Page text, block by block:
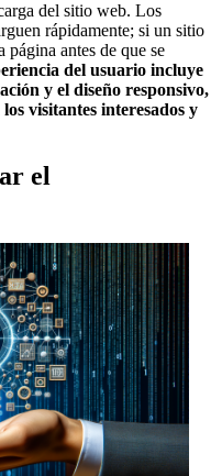
del sitio web. Los
rápidamente; si un sitio
página antes de que se
del usuario incluye
y el diseño responsivo,
visitantes interesados y
el